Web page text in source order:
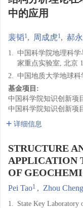
中的应用
裴韬1, 周成虎1, 郝
1. 中国科学院地理科
家重点实验室, 北京
2. 中国地质大学地球科
基金项目:
中国科学院知识创新项
中国科学院知识创新项
详细信息
STRUCTURE
APPLICATION
OF
Pei Tao1 , Zhou
1. State Key Laboratory